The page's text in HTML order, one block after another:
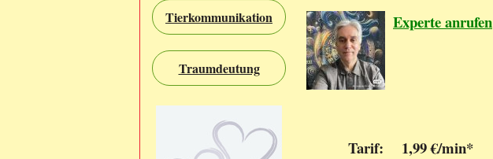
Tierkommunikation
Traumdeutung
Experte anrufen
Tarif: 1,99 €/min*